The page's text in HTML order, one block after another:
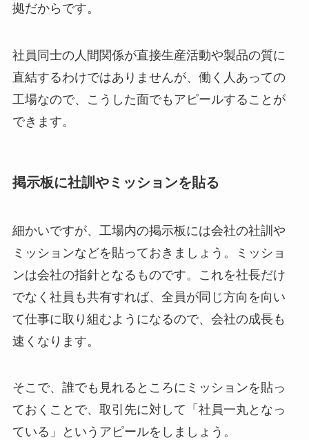
拠だからです。
社員同士の人間関係が直接生産活動や製品の質に
直結するわけではありませんが、働く人あっての
工場なので、こうした面でもアピールすることが
できます。
掲示板に社訓やミッションを貼る
細かいですが、工場内の掲示板には会社の社訓や
ミッションなどを貼っておきましょう。ミッショ
ンは会社の指針となるものです。これを社長だけ
でなく社員も共有すれば、全員が同じ方向を向い
て仕事に取り組むようになるので、会社の成長も
速くなります。
そこで、誰でも見れるところにミッションを貼っ
ておくことで、取引先に対して「社員一丸となっ
ている」というアピールをしましょう。